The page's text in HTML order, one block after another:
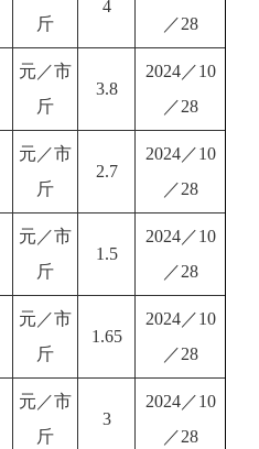
斤
4
／28
元／市
斤
3.8
2024／10
／28
元／市
斤
2.7
2024／10
／28
元／市
斤
1.5
2024／10
／28
元／市
斤
1.65
2024／10
／28
元／市
斤
3
2024／10
／28